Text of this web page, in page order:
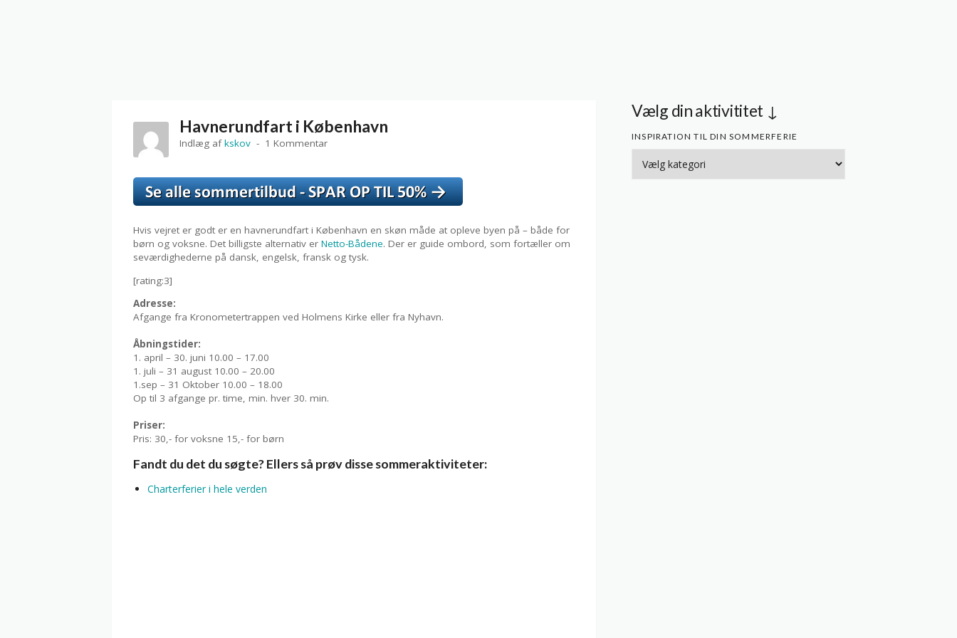
Havnerundfart i København
Indlæg afkskov 1 Kommentar
Hvis vejret er godt er en havnerundfart i København en skøn måde at opleve byen på – både for
børn og voksne. Det billigste alternativ er Netto-Bådene. Der er guide ombord, som fortæller om
seværdighederne på dansk, engelsk, fransk og tysk.
[rating:3]
Adresse:
Afgange fra Kronometertrappen ved Holmens Kirke eller fra Nyhavn.
Åbningstider:
1. april – 30. juni 10.00 – 17.00
1. juli – 31 august 10.00 – 20.00
1.sep – 31 Oktober 10.00 – 18.00
Op til 3 afgange pr. time, min. hver 30. min.
Priser:
Pris: 30,- for voksne 15,- for børn
Fandt du det du søgte? Ellers så prøv disse sommeraktiviteter:
Charterferier i hele verden
Vælg din aktivititet ↓
INSPIRATION TIL DIN SOMMERFERIE
din